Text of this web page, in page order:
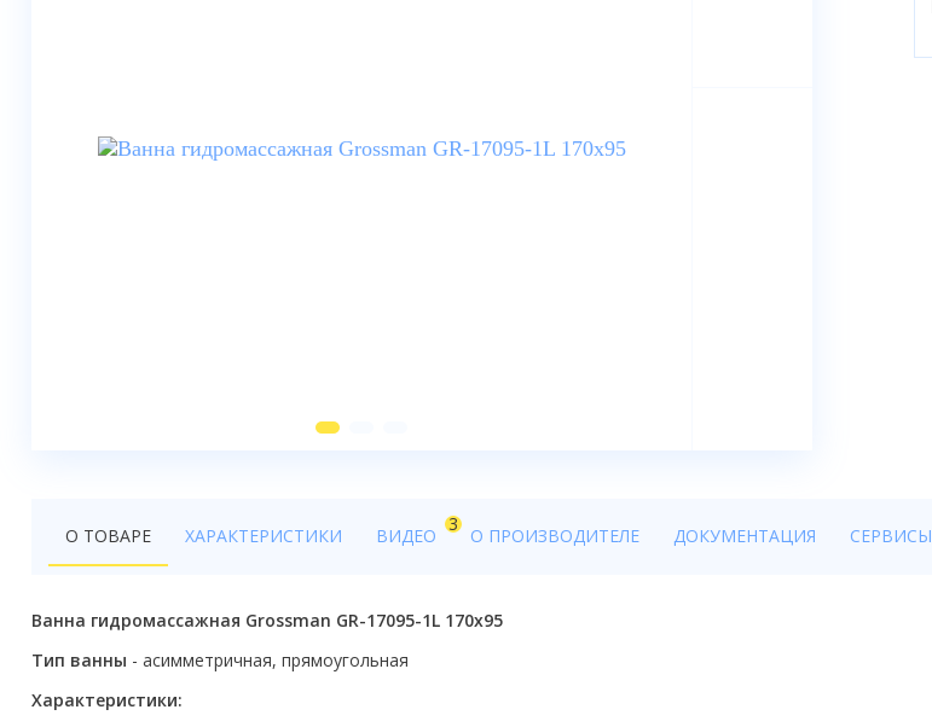
Смесители
Кухонные мойки
Трапы
О ТОВАРЕ ХАРАКТЕРИСТИКИ ВИДЕО
3
О ПРОИЗВОДИТЕЛЕ ДОКУМЕНТАЦИЯ СЕРВИСЫ
Ванна гидромассажная Grossman GR-17095-1L 170x95
Тип ванны - асимметричная, прямоугольная
Характеристики: